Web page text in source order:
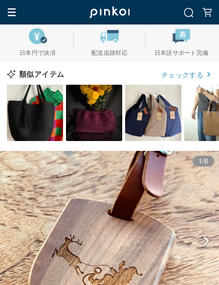
日本円で決済 配送追跡対応 日本語サポート完備
類似アイテム チェックする
1/6